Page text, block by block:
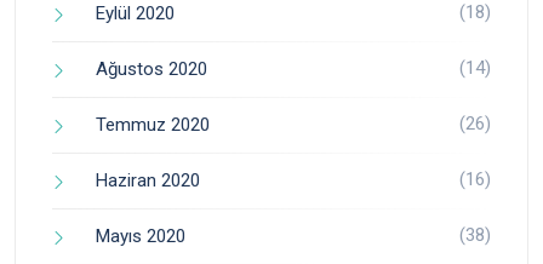
Eylül 2020 (18)
Ağustos 2020 (14)
Temmuz 2020 (26)
Haziran 2020 (16)
Mayıs 2020 (38)